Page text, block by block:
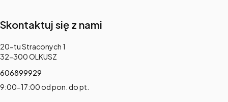
Skontaktuj się z nami
Adres:
20-tu Straconych 1
32-300 OLKUSZ
606899929
9:00-17:00 od pon. do pt.